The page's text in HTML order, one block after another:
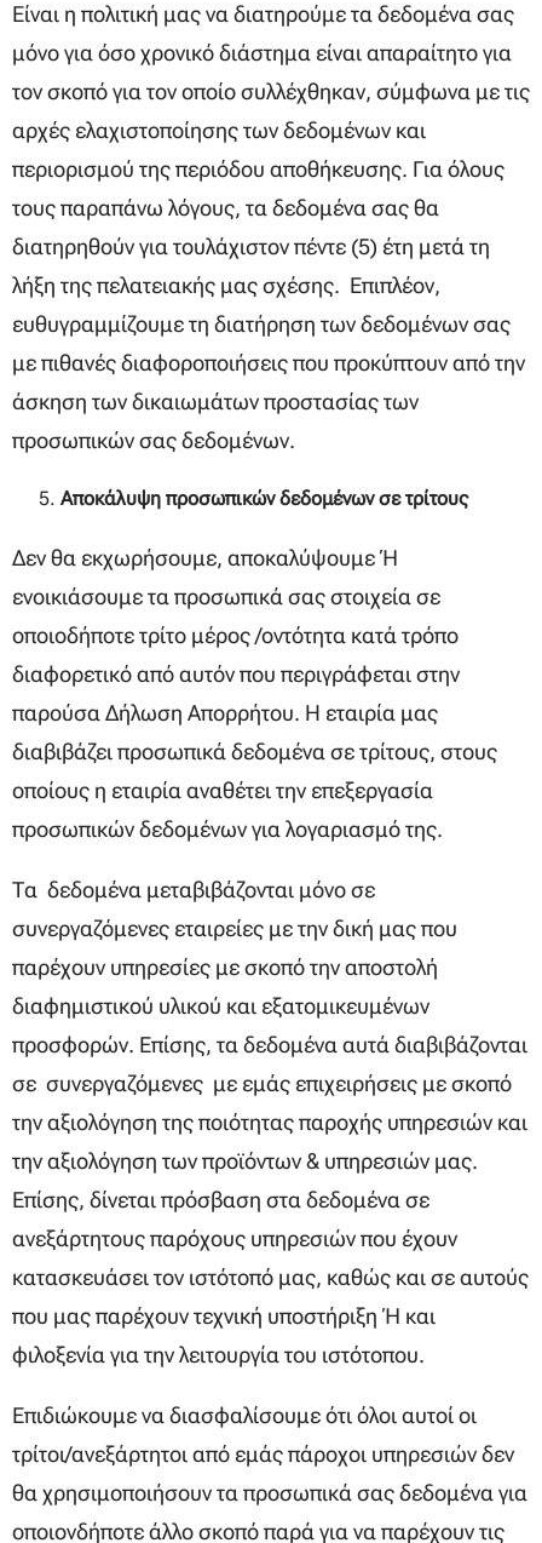
Είναι η πολιτική μας να διατηρούμε τα δεδομένα σας
μόνο για όσο χρονικό διάστημα είναι απαραίτητο για
τον σκοπό για τον οποίο συλλέχθηκαν, σύμφωνα με τις
αρχές ελαχιστοποίησης των δεδομένων και
περιορισμού της περιόδου αποθήκευσης. Για όλους
τους παραπάνω λόγους, τα δεδομένα σας θα
διατηρηθούν για τουλάχιστον πέντε (5) έτη μετά τη
λήξη της πελατειακής μας σχέσης. Επιπλέον,
ευθυγραμμίζουμε τη διατήρηση των δεδομένων σας
με πιθανές διαφοροποιήσεις που προκύπτουν από την
άσκηση των δικαιωμάτων προστασίας των
προσωπικών σας δεδομένων.
Aποκάλυψη προσωπικών δεδομένων σε τρίτους
Δεν θα εκχωρήσουμε, αποκαλύψουμε ή
ενοικιάσουμε τα προσωπικά σας στοιχεία σε
οποιοδήποτε τρίτο μέρος /οντότητα κατά τρόπο
διαφορετικό από αυτόν που περιγράφεται στην
παρούσα Δήλωση Απορρήτου. Η εταιρία μας
διαβιβάζει προσωπικά δεδομένα σε τρίτους, στους
οποίους η εταιρία αναθέτει την επεξεργασία
προσωπικών δεδομένων για λογαριασμό της.
Τα δεδομένα μεταβιβάζονται μόνο σε
συνεργαζόμενες εταιρείες με την δική μας που
παρέχουν υπηρεσίες με σκοπό την αποστολή
διαφημιστικού υλικού και εξατομικευμένων
προσφορών. Επίσης, τα δεδομένα αυτά διαβιβάζονται
σε συνεργαζόμενες με εμάς επιχειρήσεις με σκοπό
την αξιολόγηση της ποιότητας παροχής υπηρεσιών και
την αξιολόγηση των προϊόντων & υπηρεσιών μας.
Επίσης, δίνεται πρόσβαση στα δεδομένα σε
ανεξάρτητους παρόχους υπηρεσιών που έχουν
κατασκευάσει τον ιστότοπό μας, καθώς και σε αυτούς
που μας παρέχουν τεχνική υποστήριξη ή και
φιλοξενία για την λειτουργία του ιστότοπου.
Επιδιώκουμε να διασφαλίσουμε ότι όλοι αυτοί οι
τρίτοι/ανεξάρτητοι από εμάς πάροχοι υπηρεσιών δεν
θα χρησιμοποιήσουν τα προσωπικά σας δεδομένα για
οποιονδήποτε άλλο σκοπό παρά για να παρέχουν τις